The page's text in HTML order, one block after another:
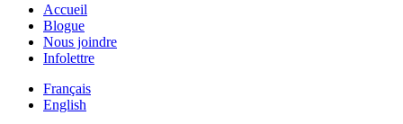
Accueil
Blogue
Nous joindre
Infolettre
Français
English